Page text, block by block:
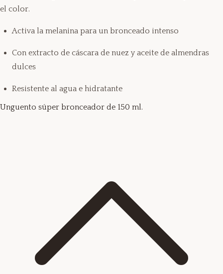
el color.
Activa la melanina para un bronceado intenso
Con extracto de cáscara de nuez y aceite de almendras
dulces
Resistente al agua e hidratante
Unguento súper bronceador de 150 ml.